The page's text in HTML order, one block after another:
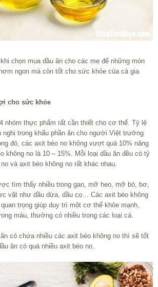
chọn mua dầu ăn cho các mẹ để những món
ngon mà còn tốt cho sức khỏe của cả gia
cho sức khỏe
nhóm thực phẩm rất cần thiết cho cơ thể. Tỷ lệ
trong khẩu phần ăn cho người Việt trưởng
đó, các axit béo no không vượt quá 10% năng
không no là 10 – 15%. Mỗi loại dầu ăn đều có tỷ
và axit béo không no rất khác nhau.
tìm thấy nhiều trong gan, mỡ heo, mỡ bò, bơ,
vật như dầu dừa, dầu cọ… Các axit béo không
trọng giúp duy trì một cơ thể khỏe mạnh,
máu, thường có nhiều trong các loại cá.
có chứa nhiều các axit béo không no thì sẽ tốt
ăn có quá nhiều axit béo no.